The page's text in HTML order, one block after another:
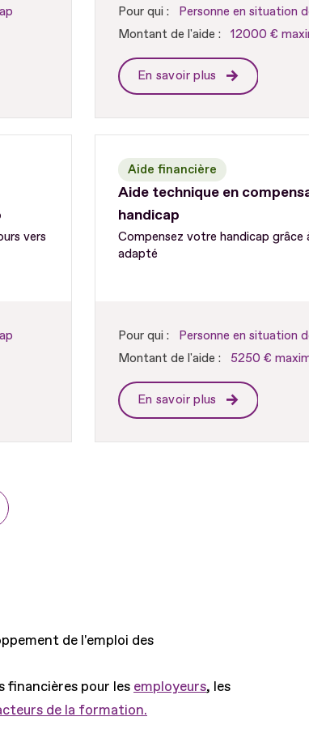
Pour qui :
Personne en situation
Montant de l'aide :
12000 €
En savoir plus
vers
Aide technique en
handicap
Aide financière
Compensez votre handicap grâce
adapté
Pour qui :
Personne en situation
Montant de l'aide :
5250 €
En savoir plus
de l'emploi des
financières pour les employeurs, les
de la formation.